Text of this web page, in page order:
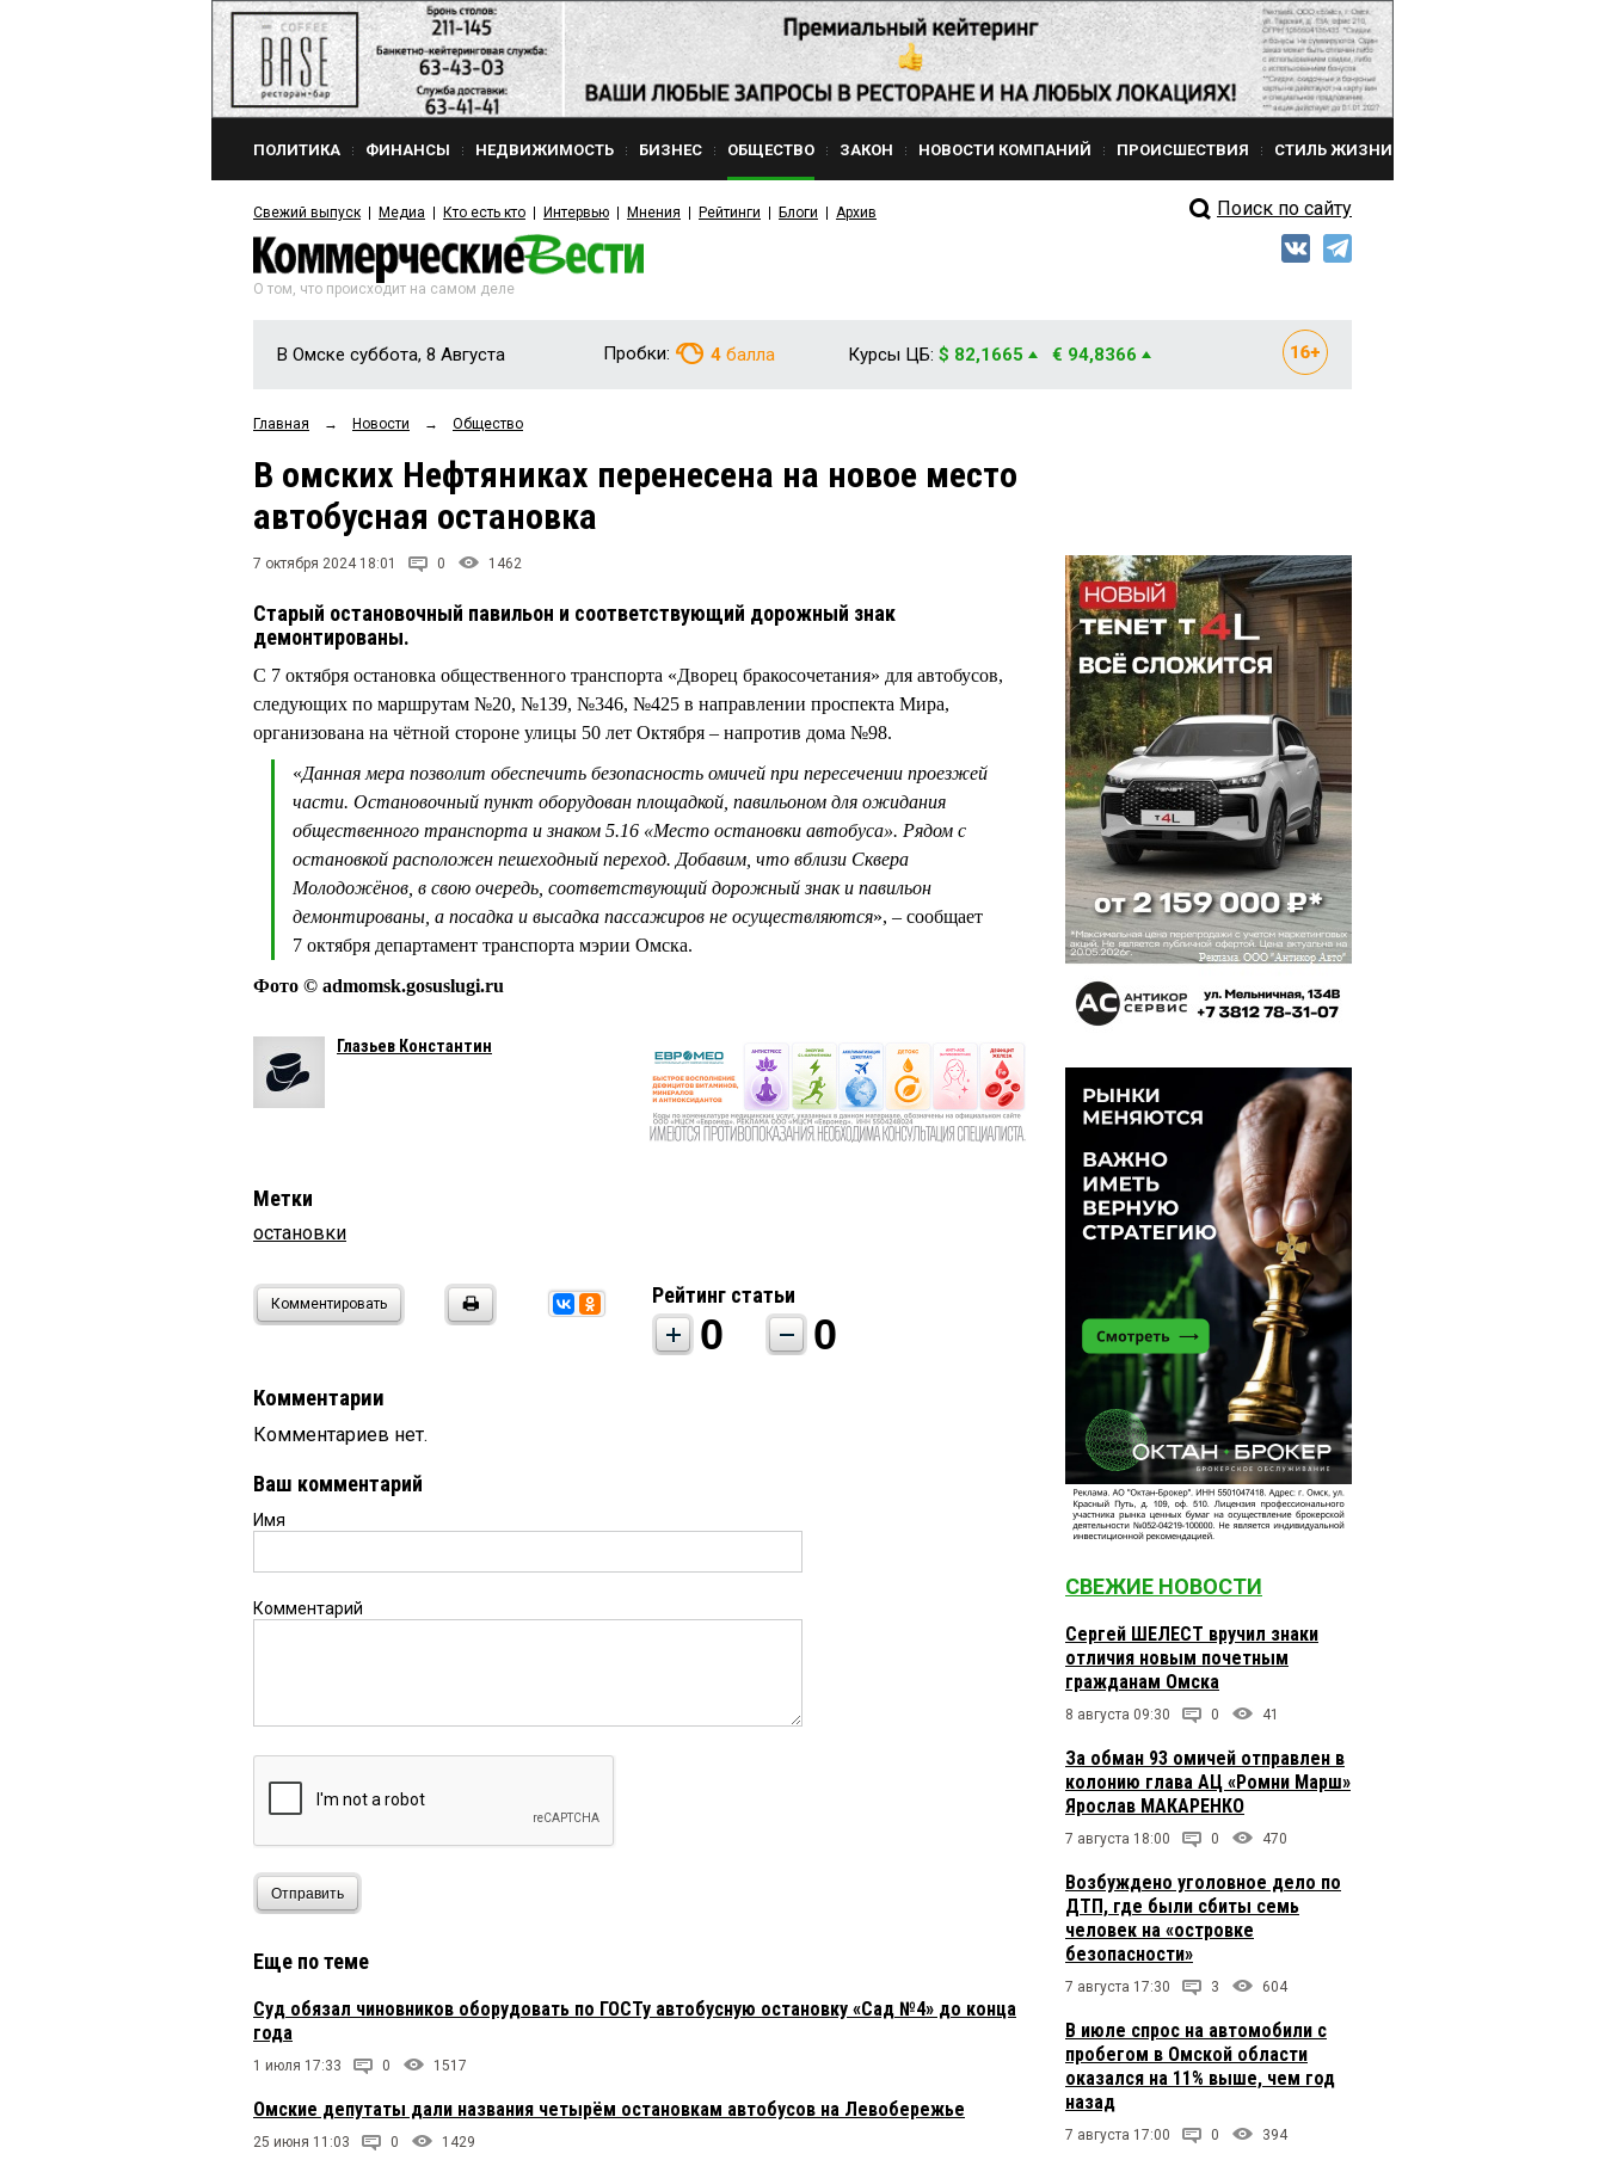
ПОЛИТИКА ФИНАНСЫ НЕДВИЖИМОСТЬ БИЗНЕС ОБЩЕСТВО ЗАКОН НОВОСТИ КОМПАНИЙ ПРОИСШЕСТВИЯ СТИЛЬ ЖИЗНИ
Свежий выпуск Медиа Кто есть кто Интервью Мнения Рейтинги Блоги Архив Поиск по сайту
О том, что происходит на самом деле
В Омске суббота, 8 Августа Пробки: 4 балла Курсы ЦБ: $ 82,1665 € 94,8366
Главная → Новости → Общество
В омских Нефтяниках перенесена на новое место
автобусная остановка
7 октября 2024 18:01 0 1462
Старый остановочный павильон и соответствующий дорожный знак
демонтированы.
С 7 октября остановка общественного транспорта «Дворец бракосочетания» для автобусов,
следующих по маршрутам №20, №139, №346, №425 в направлении проспекта Мира,
организована на чётной стороне улицы 50 лет Октября – напротив дома №98.
«Данная мера позволит обеспечить безопасность омичей при пересечении проезжей
части. Остановочный пункт оборудован площадкой, павильоном для ожидания
общественного транспорта и знаком 5.16 «Место остановки автобуса». Рядом с
остановкой расположен пешеходный переход. Добавим, что вблизи Сквера
Молодожёнов, в свою очередь, соответствующий дорожный знак и павильон
демонтированы, а посадка и высадка пассажиров не осуществляются», – сообщает
7 октября департамент транспорта мэрии Омска.
Фото © admomsk.gosuslugi.ru
Глазьев Константин
Метки
остановки
Комментировать Рейтинг статьи
0 0
Комментарии
Комментариев нет.
Ваш комментарий
Имя
Комментарий
Отправить
Еще по теме
Суд обязал чиновников оборудовать по ГОСТу автобусную остановку «Сад №4» до конца
года
1 июля 17:33 0 1517
Омские депутаты дали названия четырём остановкам автобусов на Левобережье
25 июня 11:03 0 1429
СВЕЖИЕ НОВОСТИ
Сергей ШЕЛЕСТ вручил знаки
отличия новым почетным
гражданам Омска
8 августа 09:30 0 41
За обман 93 омичей отправлен в
колонию глава АЦ «Ромни Марш»
Ярослав МАКАРЕНКО
7 августа 18:00 0 470
Возбуждено уголовное дело по
ДТП, где были сбиты семь
человек на «островке
безопасности»
7 августа 17:30 3 604
В июле спрос на автомобили с
пробегом в Омской области
оказался на 11% выше, чем год
назад
7 августа 17:00 0 394